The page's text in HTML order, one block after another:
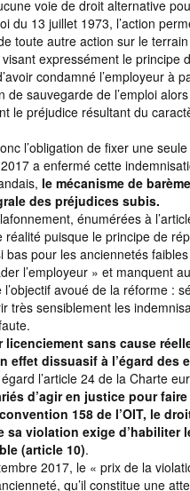
voie de droit alternative
du 13 juillet 1973, l’action
toute autre action sur le
expressément le
condamné l’employeur
sauvegarde de l’emploi
le préjudice résultant du
l’obligation de fixer une
a enfermé cette
le mécanisme de
des préjudices subis.
énumérées à
puisque le principe de
bas pour les anciennetés
l’employeur » et manquent
l’objectif avoué de la réforme
très sensiblement les
licenciement sans cause
effet dissuasif à l’égard des
l’article 24 de la Charte
d’agir en justice pour
158 de l’OIT, le
violation exige d’habiliter
(article 10).
2017, le « prix de la
qu’il constitue une